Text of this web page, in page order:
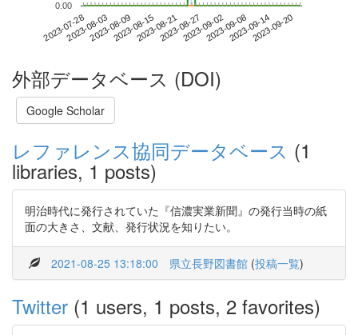
2023-07-282023-08-032023-08-092023-08-152023-08-212023-08-272023-09-022023-09-082023-09-142023-09-20
0.00
外部データベース (DOI)
Google Scholar
レファレンス協同データベース (1
libraries, 1 posts)
明治時代に発行されていた『信濃実業新聞』の発行当時の紙
面の大きさ、文献、発行状況を知りたい。
2021-08-25 13:18:00 県立長野図書館 (投稿一覧)
Twitter (1 users, 1 posts, 2 favorites)